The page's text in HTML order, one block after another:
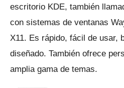
escritorio KDE, también
con sistemas de ventanas
X11. Es rápido, fácil de usar,
diseñado. También ofrece
amplia gama de temas.